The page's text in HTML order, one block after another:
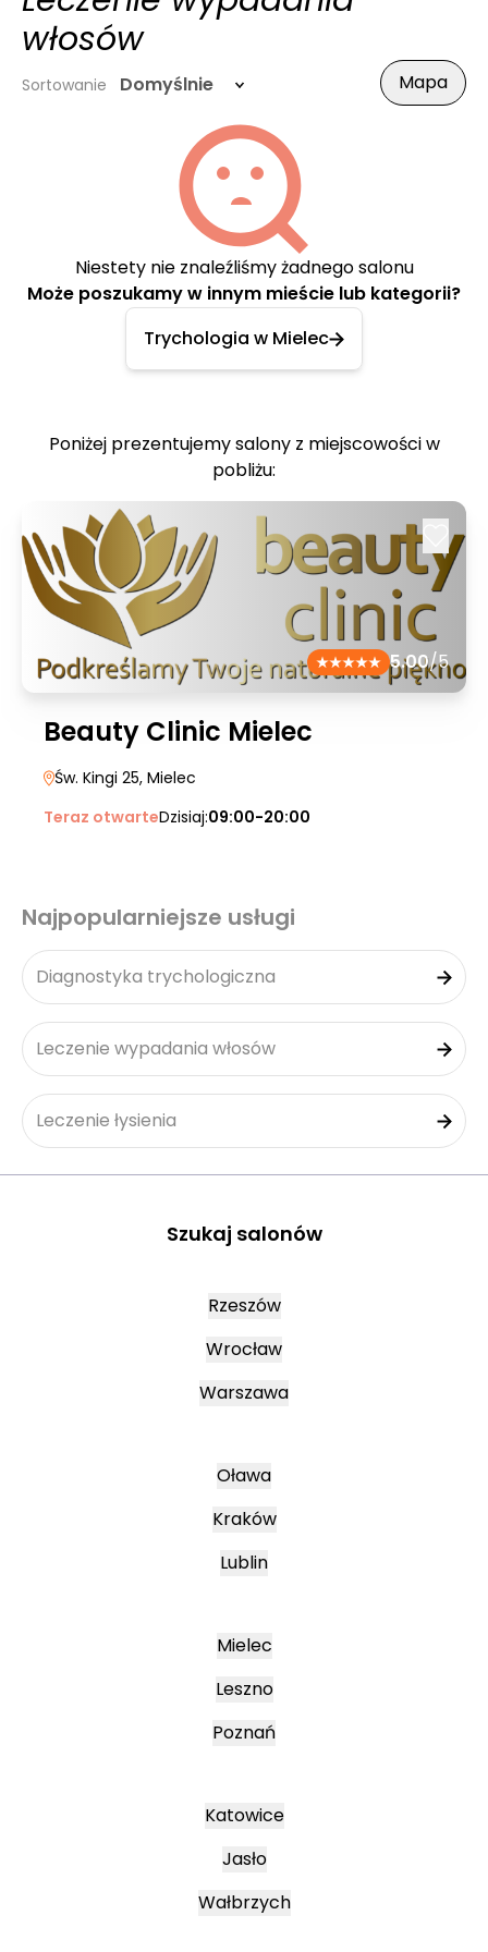
włosów
Sortowanie Domyślnie Mapa
Niestety nie znaleźliśmy żadnego salonu
Może poszukamy w innym mieście lub kategorii?
Trychologia w Mielec
Poniżej prezentujemy salony z miejscowości w
pobliżu:
5.00/5
Beauty Clinic Mielec
Św. Kingi 25, Mielec
Teraz otwarteDzisiaj:09:00-20:00
Najpopularniejsze usługi
Diagnostyka trychologiczna
Leczenie wypadania włosów
Leczenie łysienia
Szukaj salonów
Rzeszów
Wrocław
Warszawa
Oława
Kraków
Lublin
Mielec
Leszno
Poznań
Katowice
Jasło
Wałbrzych